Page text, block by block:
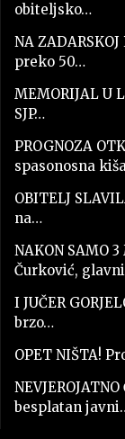
obiteljsko…
NA
preko 50…
MEMORIJAL U
SJP…
PROGNOZA
spasonosna
OBITELJ
na…
NAKON SAMO
Čurković,
I JUČER
brzo…
OPET NIŠTA!
besplatan